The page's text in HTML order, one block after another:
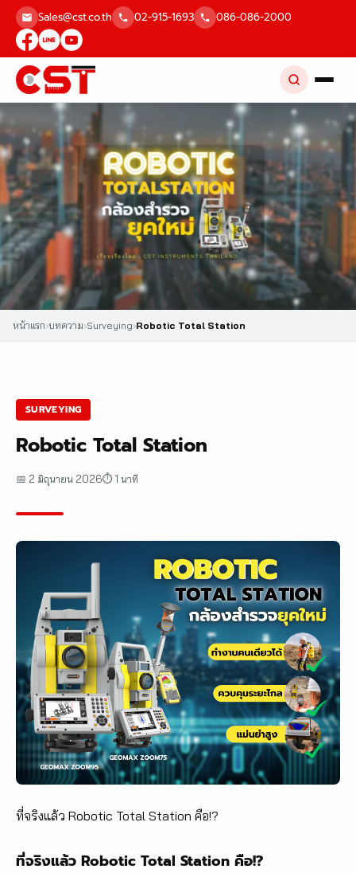
Skip
content
Sales@cst.co.th 02-915-1693 086-086-2000
หน้าแรก›บทความ›Surveying›Robotic Total Station
SURVEYING
Robotic Total Station
📅 2 มิถุนายน 2026⏱ 1 นาที
ที่จริงแล้ว Robotic Total Station คือ!?
ที่จริงแล้ว Robotic Total Station คือ!?